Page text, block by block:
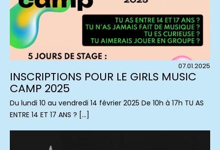
07.01.2025
INSCRIPTIONS POUR LE GIRLS MUSIC
CAMP 2025
Du lundi 10 au vendredi 14 février 2025 De 10h à 17h TU AS
ENTRE 14 ET 17 ANS ? […]